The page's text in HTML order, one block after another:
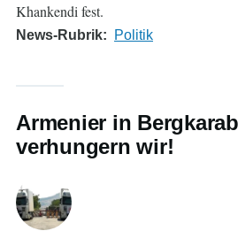
Khankendi fest.
News-Rubrik Politik
Armenier in
verhungern wir!